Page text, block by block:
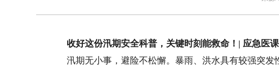
收好这份汛期安全科普，关键时刻能救命！| 应急医
汛期无小事，避险不松懈。暴雨、洪水具有较强突发